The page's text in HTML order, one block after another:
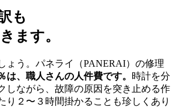
も
ます。
ょう。パネライ（PANERAI）の修理
は、職人さんの人件費です。 時計を分
しながら、故障の原因を突き止める作
り２〜３時間掛かることも珍しくあり